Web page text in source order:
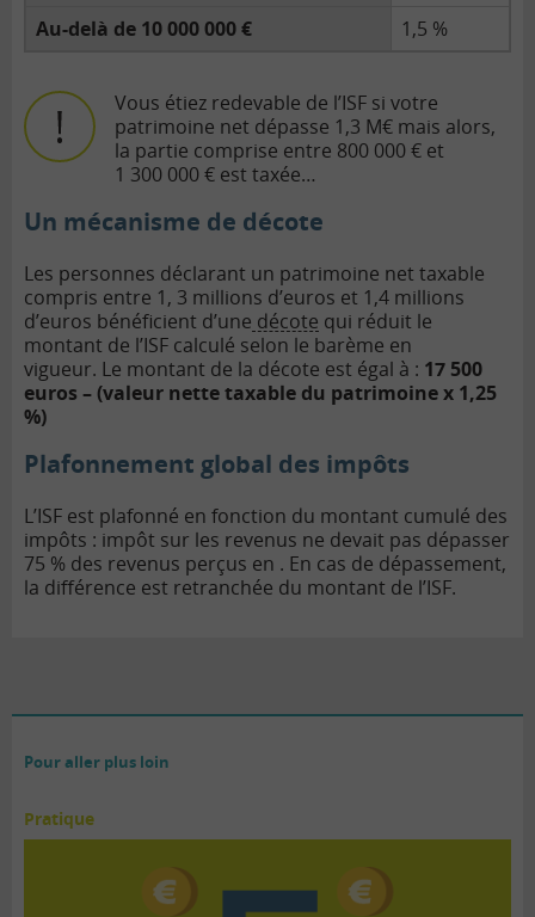
Au-delà de 10 000 000 €
1,5 %
Vous étiez redevable de l’ISF si votre
patrimoine net dépasse 1,3 M€ mais alors,
la partie comprise entre 800 000 € et
1 300 000 € est taxée…
Un mécanisme de décote
Les personnes déclarant un patrimoine net taxable
compris entre 1, 3 millions d’euros et 1,4 millions
d’euros bénéficient d’une décote qui réduit le
montant de l’ISF calculé selon le barème en
vigueur. Le montant de la décote est égal à : 17 500
euros – (valeur nette taxable du patrimoine x 1,25
%)
Plafonnement global des impôts
L’ISF est plafonné en fonction du montant cumulé des
impôts : impôt sur les revenus ne devait pas dépasser
75 % des revenus perçus en . En cas de dépassement,
la différence est retranchée du montant de l’ISF.
Pour aller plus loin
Pratique